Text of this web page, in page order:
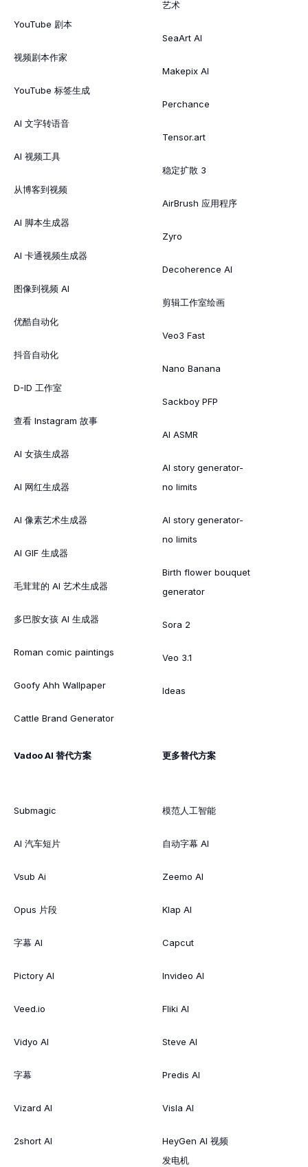
YouTube 剧本
视频剧本作家
YouTube 标签生成
AI 文字转语音
AI 视频工具
从博客到视频
AI 脚本生成器
AI 卡通视频生成器
图像到视频 AI
优酷自动化
抖音自动化
D-ID 工作室
查看 Instagram 故事
AI 女孩生成器
AI 网红生成器
AI 像素艺术生成器
AI GIF 生成器
毛茸茸的 AI 艺术生成器
多巴胺女孩 AI 生成器
Roman comic paintings
Goofy Ahh Wallpaper
Cattle Brand Generator
艺术
SeaArt AI
Makepix AI
Perchance
Tensor.art
稳定扩散 3
AirBrush 应用程序
Zyro
Decoherence AI
剪辑工作室绘画
Veo3 Fast
Nano Banana
Sackboy PFP
AI ASMR
AI story generator-
no limits
AI story generator-
no limits
Birth flower bouquet
generator
Sora 2
Veo 3.1
Ideas
Vadoo AI 替代方案
Submagic
AI 汽车短片
Vsub Ai
Opus 片段
字幕 AI
Pictory AI
Veed.io
Vidyo AI
字幕
Vizard AI
2short AI
更多替代方案
模范人工智能
自动字幕 AI
Zeemo AI
Klap AI
Capcut
Invideo AI
Fliki AI
Steve AI
Predis AI
Visla AI
HeyGen AI 视频
发电机